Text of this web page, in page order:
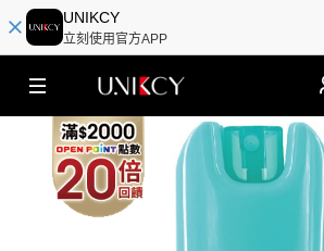
UNIKCY
立刻使用官方APP